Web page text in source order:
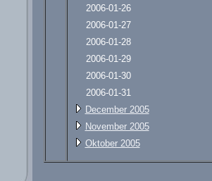
2006-01-26
2006-01-27
2006-01-28
2006-01-29
2006-01-30
2006-01-31
December 2005
November 2005
Oktober 2005